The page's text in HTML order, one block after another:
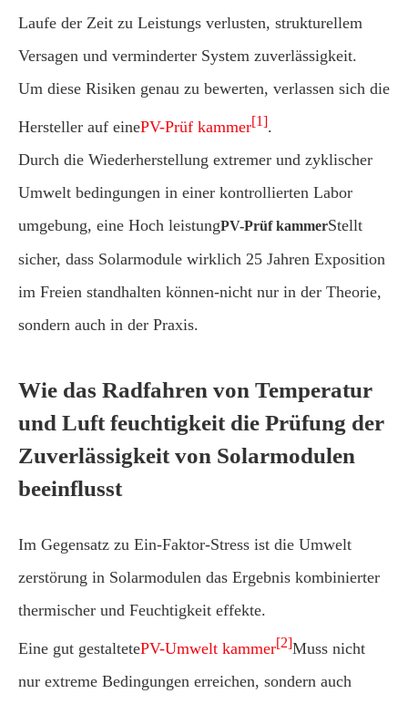
Laufe der Zeit zu Leistungs verlusten, strukturellem
Versagen und verminderter System zuverlässigkeit.
Um diese Risiken genau zu bewerten, verlassen sich die
Hersteller auf einePV-Prüf kammer[1].
Durch die Wiederherstellung extremer und zyklischer
Umwelt bedingungen in einer kontrollierten Labor
umgebung, eine Hoch leistungPV-Prüf kammerStellt
sicher, dass Solarmodule wirklich 25 Jahren Exposition
im Freien standhalten können-nicht nur in der Theorie,
sondern auch in der Praxis.
Wie das Radfahren von Temperatur
und Luft feuchtigkeit die Prüfung der
Zuverlässigkeit von Solarmodulen
beeinflusst
Im Gegensatz zu Ein-Faktor-Stress ist die Umwelt
zerstörung in Solarmodulen das Ergebnis kombinierter
thermischer und Feuchtigkeit effekte.
Eine gut gestaltetePV-Umwelt kammer[2]Muss nicht
nur extreme Bedingungen erreichen, sondern auch